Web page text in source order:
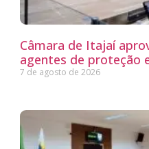
Câmara de Itajaí
agentes de proteção
7 de agosto de 2026